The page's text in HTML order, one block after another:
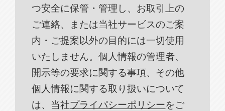
つ安全に保管・管理し、お取引上の
ご連絡、または当社サービスのご案
内・ご提案以外の目的には一切使用
いたしません。個人情報の管理者、
開示等の要求に関する事項、その他
個人情報に関する取り扱いについて
は、当社プライパシーポリシーをご